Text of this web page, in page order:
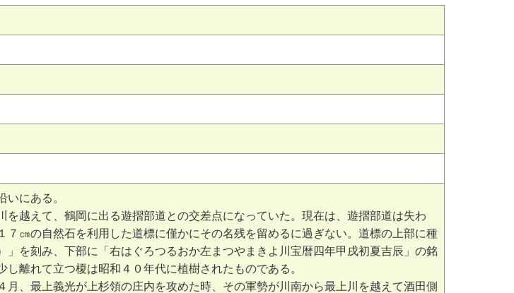
いにある。
を越えて、鶴岡に出る遊摺部道との交差点になっていた。現在は、遊摺部道は失わ
７㎝の自然石を利用した道標に僅かにその名残を留めるに過ぎない。道標の上部に種
」を刻み、下部に「右はぐろつるおか左まつやまきよ川宝暦四年甲戌初夏吉辰」の銘
離れて立つ榎は昭和４０年代に植樹されたものである。
月、最上義光が上杉領の庄内を攻めた時、その軍勢が川南から最上川を越えて酒田側